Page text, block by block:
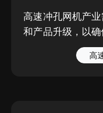
高速冲孔网机产
和产品升级，以确
高